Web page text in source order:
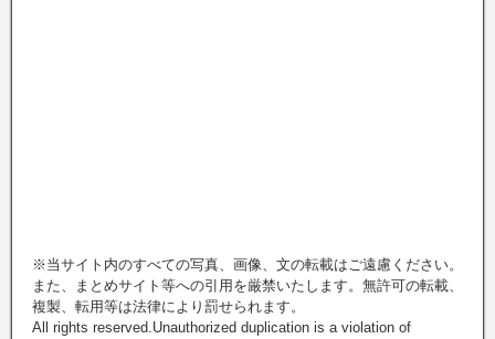
※当サイト内のすべての写真、画像、文の転載はご遠慮ください。
また、まとめサイト等への引用を厳禁いたします。無許可の転載、
複製、転用等は法律により罰せられます。
All rights reserved.Unauthorized duplication is a violation of